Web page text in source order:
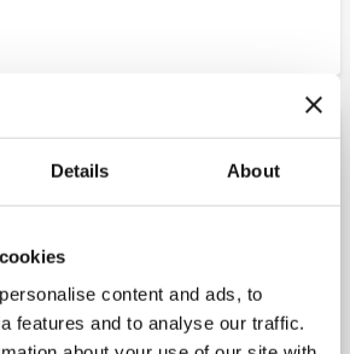
Details About
content and ads, to
features and to analyse our traffic.
fundore fluksi.
shpërndarjeje i montuar